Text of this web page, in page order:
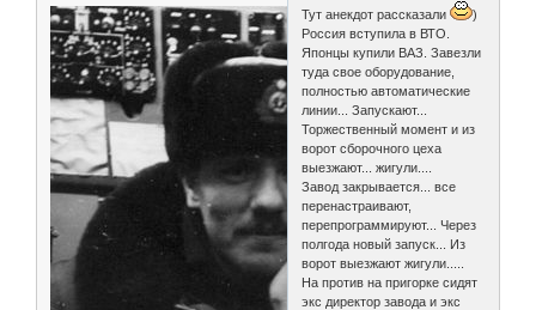
Тут анекдот рассказали
)
Россия вступила в ВТО.
Японцы купили ВАЗ. Завезли
туда свое оборудование,
полностью автоматические
линии... Запускают...
Торжественный момент и из
ворот сборочного цеха
выезжают... жигули....
Завод закрывается... все
перенастраивают,
перепрограммируют... Через
полгода новый запуск... Из
ворот выезжают жигули.....
На против на пригорке сидят
экс директор завода и экс